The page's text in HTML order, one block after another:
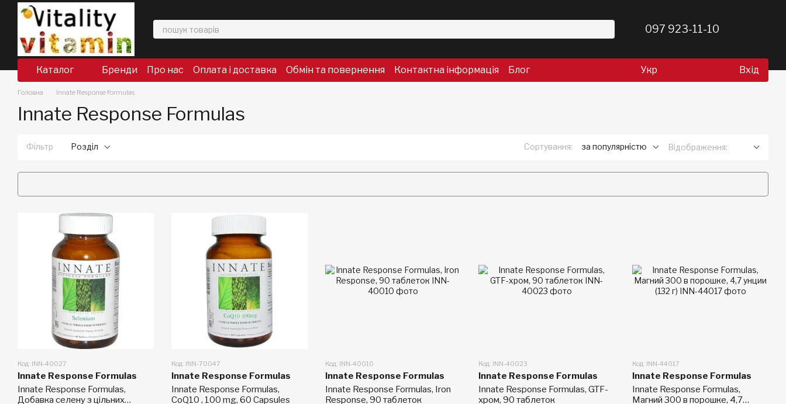
Перейти до основного контенту
097 923-11-10
Каталог Бренди Про нас Оплата і доставка Обмін та повернення Контактна інформація Блог Укр Вхід
Головна Innate Response Formulas
Innate Response Formulas
Фільтр Розділ Сортування: за популярністю Відображення:
Код: INN-40027
Innate Response Formulas
Innate Response Formulas,
Добавка селену з цільних
Код: INN-70047
Innate Response Formulas
Innate Response Formulas,
CoQ10 , 100 mg, 60 Capsules
Код: INN-40010
Innate Response Formulas
Innate Response Formulas, Iron
Response, 90 таблеток
Код: INN-40023
Innate Response Formulas
Innate Response Formulas, GTF-
хром, 90 таблеток
Код: INN-44017
Innate Response Formulas
Innate Response Formulas,
Магний 300 в порошке, 4,7